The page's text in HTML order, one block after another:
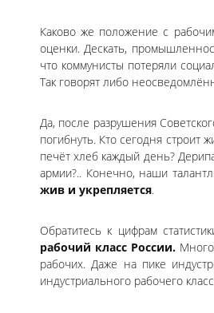
Каково же положение с
оценки. Дескать,
что коммунисты потеряли
Так говорят либо
Да, после разрушения
погибнуть. Кто сегодня строит
печёт хлеб каждый день?
армии?.. Конечно, наши
жив и укрепляется.
Обратитесь к цифрам
рабочий класс России.
рабочих. Даже на пике
индустриального рабочего